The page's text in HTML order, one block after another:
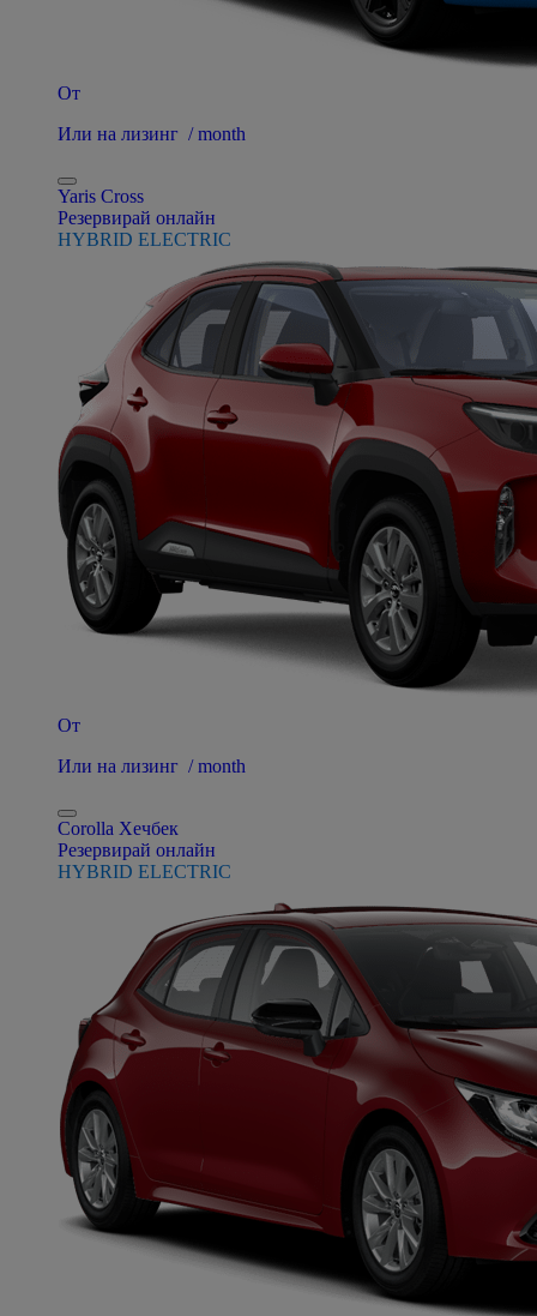
От
Или на лизинг / month
Yaris Cross
Резервирай онлайн
HYBRID ELECTRIC
От
Или на лизинг / month
Corolla Хечбек
Резервирай онлайн
HYBRID ELECTRIC